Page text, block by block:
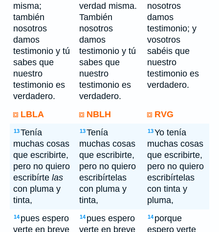
misma;
también
nosotros
damos
testimonio y tú
sabes que
nuestro
testimonio es
verdadero.
verdad misma.
También
nosotros
damos
testimonio y tú
sabes que
nuestro
testimonio es
verdadero.
nosotros
damos
testimonio; y
vosotros
sabéis que
nuestro
testimonio es
verdadero.
LBLA NBLH RVG
13Tenía
muchas cosas
que escribirte,
pero no quiero
escribírte las
con pluma y
tinta,
13Tenía
muchas cosas
que escribirte,
pero no quiero
escribírtelas
con pluma y
tinta,
13Yo tenía
muchas cosas
que escribirte,
pero no quiero
escribírtelas
con tinta y
pluma,
14 pues espero
verte en breve
14 pues espero
verte en breve
14 porque
espero verte